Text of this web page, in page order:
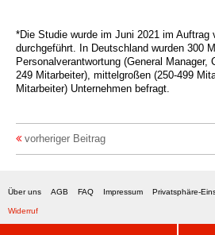
*Die Studie wurde im Juni 2021 im Auftrag
durchgeführt. In Deutschland wurden 300
Personalverantwortung (General Manager,
249 Mitarbeiter), mittelgroßen (250-499
Mitarbeiter) Unternehmen befragt.
vorheriger Beitrag
Über uns AGB FAQ Impressum Privatsphäre-
Widerruf